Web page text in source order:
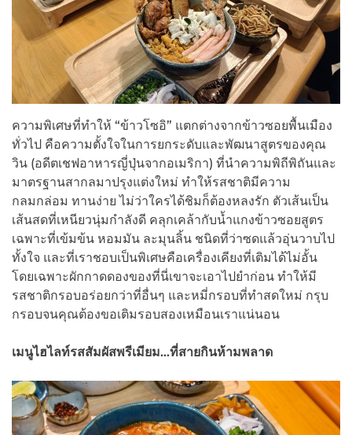
ความพิเศษที่ทำให้ “ข้าวโซอิ” แตกต่างจากข้าวซอยพื้นเมือง
ทั่วไป คือความตั้งใจในการยกระดับและพัฒนาสูตรของคุณ
วิน (อดีตเชฟอาหารญี่ปุ่นจากอเมริกา) ที่นำความพิถีพิถันและ
มาตรฐานสากลมาปรุงแต่งใหม่ ทำให้รสชาติมีความ
กลมกล่อม ทานง่าย ไม่ว่าใครได้ชิมก็ต้องหลงรัก ตัวเส้นเป็น
เส้นสดที่เหนียวนุ่มกำลังดี คลุกเคล้ากับน้ำแกงข้าวซอยสูตร
เฉพาะที่เข้มข้น หอมมัน ละมุนลิ้น ชนิดที่ว่าซดแล้วอุ่นวาบไป
ทั้งใจ และที่เราชอบเป็นพิเศษคือเครื่องเคียงที่เติมได้ไม่อั้น
โดยเฉพาะผักกาดดองของที่นี่เขาจะเอาไปยำก่อน ทำให้มี
รสชาติกรอบอร่อยกว่าที่อื่นๆ และหมี่กรอบที่ทำสดใหม่ กรุบ
กรอบจนคุณต้องขอเติมรอบสองเหมือนเราแน่นอน
เมนูไฮไลท์รสสัมผัสพรีเมียม…ที่สายกินห้ามพลาด